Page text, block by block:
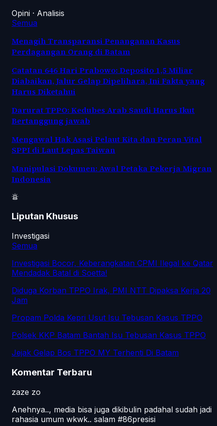
Opini · Analisis
Semua
Menagih Transparansi Penanganan Kasus
Perdagangan Orang di Batam
Catatan 646 Hari Prabowo: Deposito 1,5 Miliar
Diabaikan, Jalur Gelap Dipelihara, Ini Fakta yang
Harus Diketahui
Darurat TPPO: Kedubes Arab Saudi Harus Ikut
Bertanggung jawab
Mengawal Hak Asasi Pelaut Kita dan Peran Vital
SPPI di Laut Lepas Taiwan
Manipulasi Dokumen: Awal Petaka Pekerja Migran
Indonesia
Liputan Khusus
Investigasi
Semua
Investigasi Bocor, Keberangkatan CPMI Ilegal ke Qatar
Mendadak Batal di Soetta!
Diduga Korban TPPO Irak, PMI NTT Dipaksa Kerja 20
Jam
Propam Polda Kepri Usut Isu Tebusan Kasus TPPO
Polsek KKP Batam Bantah Isu Tebusan Kasus TPPO
Jejak Gelap Bos TPPO MY Terhenti Di Batam
Komentar Terbaru
zaze zo
Anehnya.., media bisa juga dikibulin padahal sudah jadi
rahasia umum wkwk.. salam #86presisi